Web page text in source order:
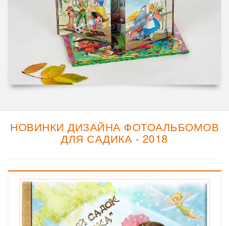
НОВИНКИ ДИЗАЙНА ФОТОАЛЬБОМОВ
ДЛЯ САДИКА - 2018